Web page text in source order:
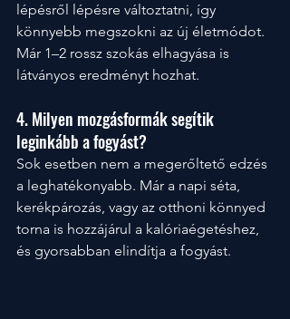
lépésről lépésre változtatni, így
könnyebb megszokni az új életmódot.
Már 1–2 rossz szokás elhagyása is
látványos eredményt hozhat.
4. Milyen mozgásformák segítik
leginkább a fogyást?
Sok esetben nem a megerőltető edzés
a leghatékonyabb. Már a napi séta,
kerékpározás, vagy az otthoni könnyed
torna is hozzájárul a kalóriaégetéshez,
és gyorsabban elindítja a fogyást.